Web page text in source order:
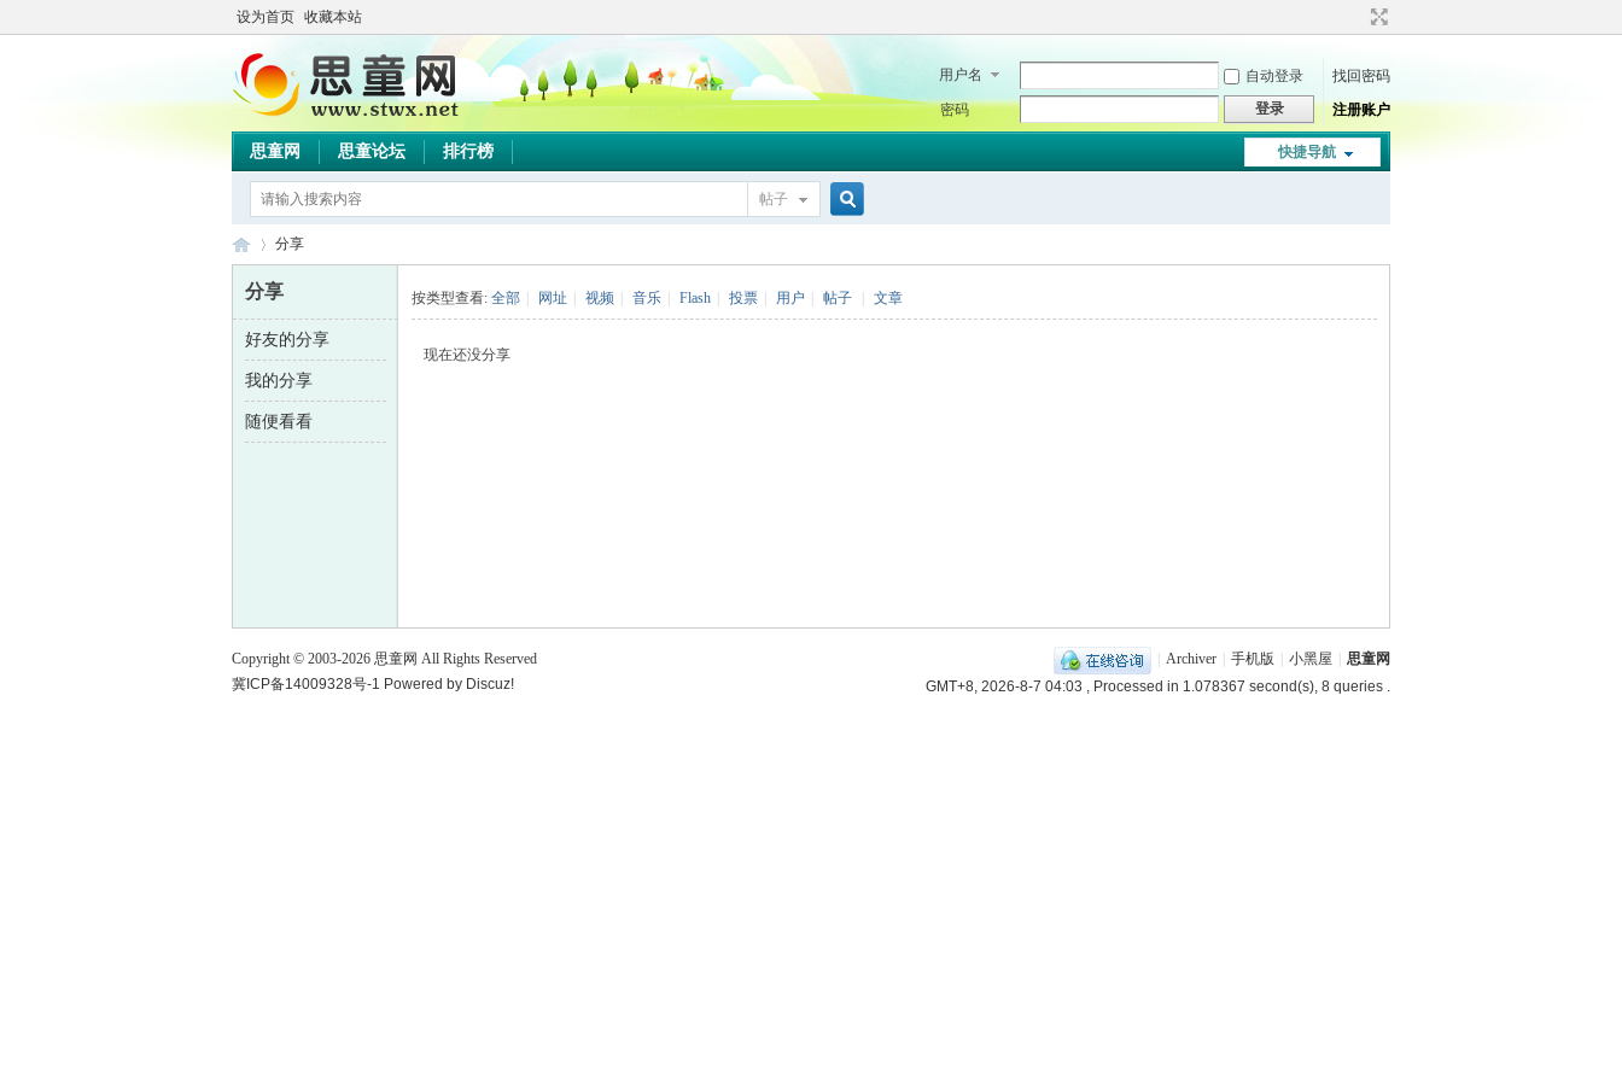
设为首页 收藏本站
用户名 自动登录
找回密码
密码
登录 注册账户
快捷导航
思童网 思童论坛 排行榜
帖子
思 ›
分享
分享
好友的分享
我的分享
随便看看
按类型查看: 全部 网址 视频 音乐 Flash 投票 用户 帖子 文章
现在还没分享
Archiver 手机版 小黑屋
思童网
GMT+8, 2026-8-7 04:03 , Processed in 1.078367 second(s), 8 queries .
Copyright © 2003-2026 思童网 All Rights Reserved
冀ICP备14009328号-1 Powered by Discuz!